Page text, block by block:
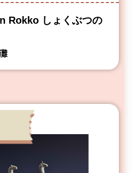
Rokko しょくぶつの